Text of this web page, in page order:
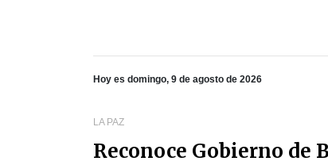
Hoy es domingo, 9 de agosto de 2026
LA PAZ
Reconoce Gobierno de